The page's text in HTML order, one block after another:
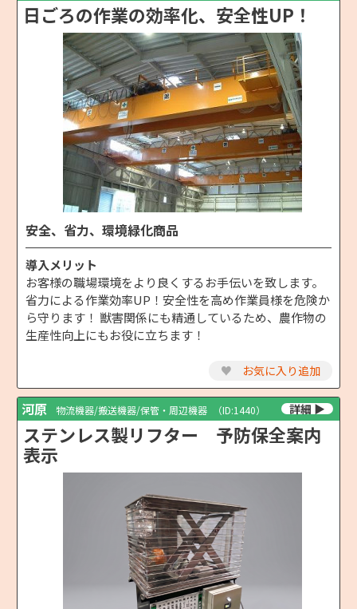
日ごろの作業の効率化、安全性UP！
安全、省力、環境緑化商品
導入メリット
お客様の職場環境をより良くするお手伝いを致します。
省力による作業効率UP！安全性を高め作業員様を危険か
ら守ります！ 獣害関係にも精通しているため、農作物の
生産性向上にもお役に立ちます！
♥ お気に入り追加
河原 物流機器/搬送機器/保管・周辺機器 （ID:1440）
ステンレス製リフター 予防保全案内
表示